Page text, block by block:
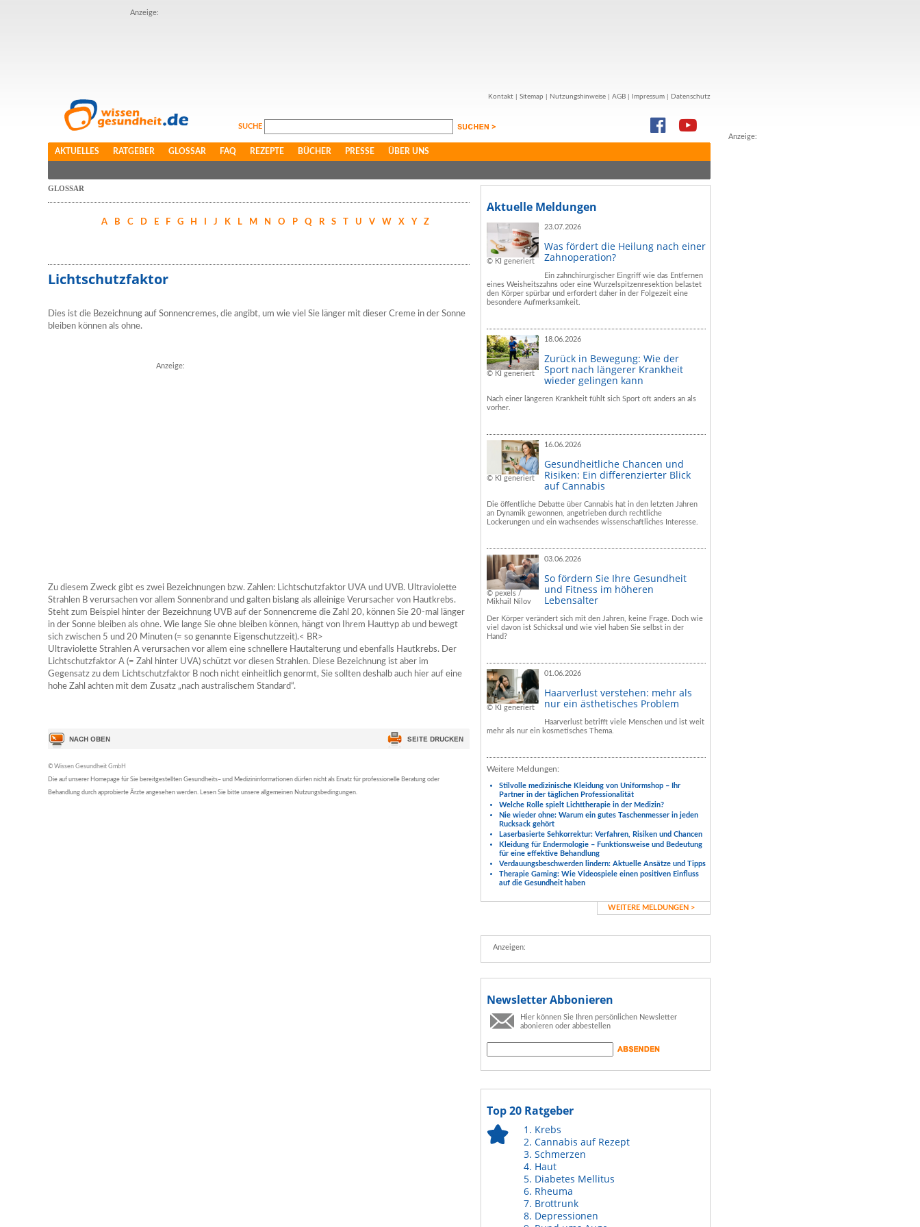
Anzeige:
Anzeige:
Kontakt Sitemap Nutzungshinweise AGB Impressum Datenschutz
SUCHE
AKTUELLES RATGEBER GLOSSAR FAQ REZEPTE BÜCHER PRESSE ÜBER UNS
GLOSSAR
A B C D E F G H J K L M N O P Q R S T U V W X Y Z
Lichtschutzfaktor
Dies ist die Bezeichnung auf Sonnencremes, die angibt, um wie viel Sie länger mit dieser Creme in der Sonne
bleiben können als ohne.
Anzeige:
Zu diesem Zweck gibt es zwei Bezeichnungen bzw. Zahlen: Lichtschutzfaktor UVA und UVB. Ultraviolette
Strahlen B verursachen vor allem Sonnenbrand und galten bislang als alleinige Verursacher von Hautkrebs.
Steht zum Beispiel hinter der Bezeichnung UVB auf der Sonnencreme die Zahl 20, können Sie 20-mal länger
in der Sonne bleiben als ohne. Wie lange Sie ohne bleiben können, hängt von Ihrem Hauttyp ab und bewegt
sich zwischen 5 und 20 Minuten (= so genannte Eigenschutzzeit).< BR>
Ultraviolette Strahlen A verursachen vor allem eine schnellere Hautalterung und ebenfalls Hautkrebs. Der
Lichtschutzfaktor A (= Zahl hinter UVA) schützt vor diesen Strahlen. Diese Bezeichnung ist aber im
Gegensatz zu dem Lichtschutzfaktor B noch nicht einheitlich genormt, Sie sollten deshalb auch hier auf eine
hohe Zahl achten mit dem Zusatz „nach australischem Standard“.
© Wissen Gesundheit GmbH
Die auf unserer Homepage für Sie bereitgestellten Gesundheits– und Medizininformationen dürfen nicht als Ersatz für professionelle Beratung oder
Behandlung durch approbierte Ärzte angesehen werden. Lesen Sie bitte unsere allgemeinen Nutzungsbedingungen.
Aktuelle Meldungen
© KI generiert
23.07.2026
Was fördert die Heilung nach einer
Zahnoperation?
Ein zahnchirurgischer Eingriff wie das Entfernen
eines Weisheitszahns oder eine Wurzelspitzenresektion belastet
den Körper spürbar und erfordert daher in der Folgezeit eine
besondere Aufmerksamkeit.
© KI generiert
18.06.2026
Zurück in Bewegung: Wie der
Sport nach längerer Krankheit
wieder gelingen kann
Nach einer längeren Krankheit fühlt sich Sport oft anders an als
vorher.
© KI generiert
16.06.2026
Gesundheitliche Chancen und
Risiken: Ein differenzierter Blick
auf Cannabis
Die öffentliche Debatte über Cannabis hat in den letzten Jahren
an Dynamik gewonnen, angetrieben durch rechtliche
Lockerungen und ein wachsendes wissenschaftliches Interesse.
© pexels /
Mikhail Nilov
03.06.2026
So fördern Sie Ihre Gesundheit
und Fitness im höheren
Lebensalter
Der Körper verändert sich mit den Jahren, keine Frage. Doch wie
viel davon ist Schicksal und wie viel haben Sie selbst in der
Hand?
© KI generiert
01.06.2026
Haarverlust verstehen: mehr als
nur ein ästhetisches Problem
Haarverlust betrifft viele Menschen und ist weit
mehr als nur ein kosmetisches Thema.
Weitere Meldungen:
Stilvolle medizinische Kleidung von Uniformshop – Ihr
Partner in der täglichen Professionalität
Welche Rolle spielt Lichttherapie in der Medizin?
Nie wieder ohne: Warum ein gutes Taschenmesser in jeden
Rucksack gehört
Laserbasierte Sehkorrektur: Verfahren, Risiken und Chancen
Kleidung für Endermologie – Funktionsweise und Bedeutung
für eine effektive Behandlung
Verdauungsbeschwerden lindern: Aktuelle Ansätze und Tipps
Therapie Gaming: Wie Videospiele einen positiven Einfluss
auf die Gesundheit haben
WEITERE MELDUNGEN >
Anzeigen:
Newsletter Abbonieren
Hier können Sie Ihren persönlichen Newsletter
abonieren oder abbestellen
Top 20 Ratgeber
Krebs
Cannabis auf Rezept
Schmerzen
Haut
Diabetes Mellitus
Rheuma
Brottrunk
Depressionen